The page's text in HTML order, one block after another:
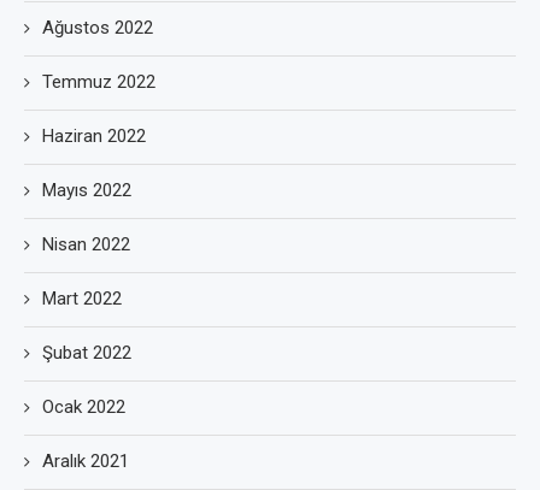
Ağustos 2022
Temmuz 2022
Haziran 2022
Mayıs 2022
Nisan 2022
Mart 2022
Şubat 2022
Ocak 2022
Aralık 2021